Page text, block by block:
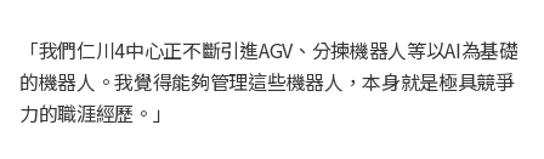
「我們仁川4中心正不斷引進AGV、分揀機器人等以AI為基礎
的機器人。我覺得能夠管理這些機器人，本身就是極具競爭
力的職涯經歷。」